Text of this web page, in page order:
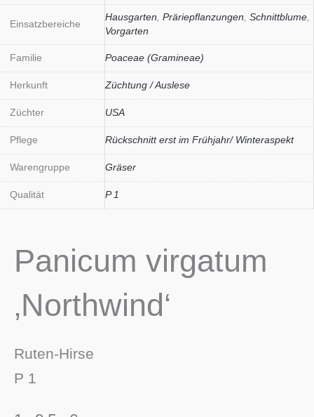
Einsatzbereiche
Hausgarten Präriepflanzungen Schnittblume
Vorgarten
Familie Poaceae (Gramineae)
Herkunft Züchtung / Auslese
Züchter USA
Pflege Rückschnitt erst im Frühjahr/ Winteraspekt
Warengruppe Gräser
Qualität P 1
Panicum virgatum
‚Northwind‘
Ruten-Hirse
P 1